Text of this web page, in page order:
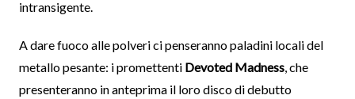
intransigente.
A dare fuoco alle polveri ci penseranno paladini locali del
metallo pesante: i promettenti Devoted Madness, che
presenteranno in anteprima il loro disco di debutto